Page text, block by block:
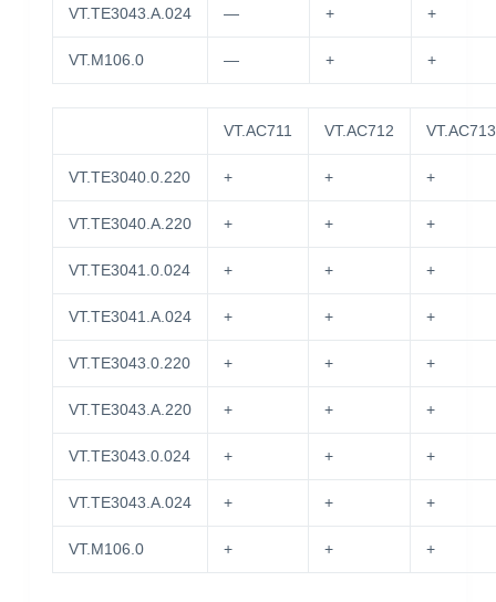
VT.TE3043.A.024 — + +
VT.M106.0 — + +
VT.AC711 VT.AC712 VT.AC713
VT.TE3040.0.220 + + +
VT.TE3040.A.220 + + +
VT.TE3041.0.024 + + +
VT.TE3041.A.024 + + +
VT.TE3043.0.220 + + +
VT.TE3043.A.220 + + +
VT.TE3043.0.024 + + +
VT.TE3043.A.024 + + +
VT.M106.0 + + +